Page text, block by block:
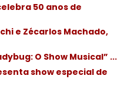
50 anos de
e Zécarlos Machado,
O Show Musical” ...
show especial de